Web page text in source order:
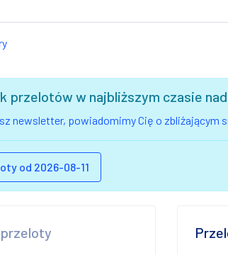
przelotów w najbliższym czasie
newsletter, powiadomimy Cię o zbliżającym
od 2026-08-11